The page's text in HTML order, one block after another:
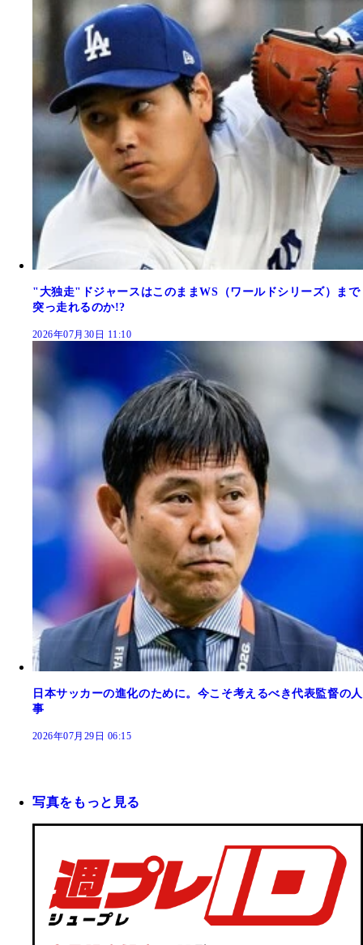
"大独走"ドジャースはこのままWS（ワールドシリーズ）まで
突っ走れるのか!?
2026年07月30日 11:10
日本サッカーの進化のために。今こそ考えるべき代表監督の人
事
2026年07月29日 06:15
写真をもっと見る